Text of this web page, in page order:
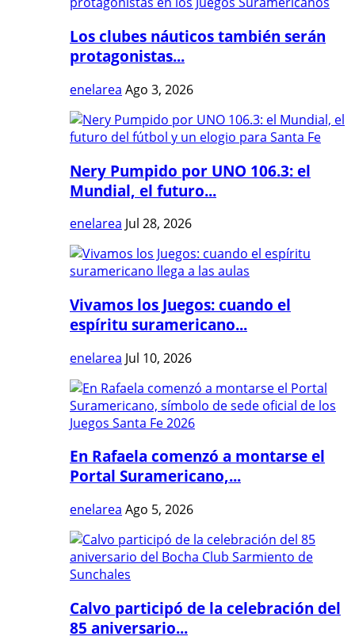
Los clubes náuticos también serán
protagonistas...
enelarea Ago 3, 2026
Nery Pumpido por UNO 106.3: el
Mundial, el futuro...
enelarea Jul 28, 2026
Vivamos los Juegos: cuando el
espíritu suramericano...
enelarea Jul 10, 2026
En Rafaela comenzó a montarse el
Portal Suramericano,...
enelarea Ago 5, 2026
Calvo participó de la celebración del
85 aniversario...